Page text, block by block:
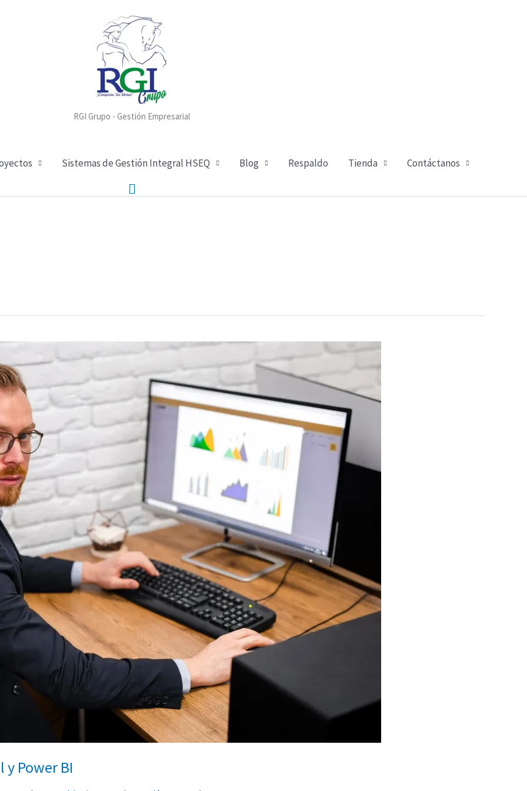
RGI Grupo - Gestión Empresarial
Sistemas de Gestión Integral HSEQ Blog Respaldo Tienda Contáctanos
Buscar
y Power BI